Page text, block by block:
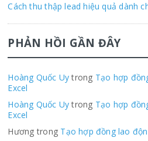
Cách thu thập lead hiệu quả dành
PHẢN HỒI GẦN ĐÂY
Hoàng Quốc Uytrong Tạo hợp
Excel
Hoàng Quốc Uytrong Tạo hợp
Excel
Hương trong Tạo hợp đồng lao